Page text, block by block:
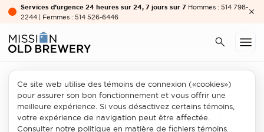
Services d’urgence 24 heures sur 24, 7 jours sur 7 Hommes : 514 798-
2244 | Femmes : 514 526-6446
Partenariats
Près de 1000 manteaux pour les
Ce site web utilise des témoins de connexion («cookies»)
pour assurer son bon fonctionnement et vous offrir une
meilleure expérience. Si vous désactivez certains témoins,
votre expérience de navigation peut être affectée.
Consulter notre politique en matière de fichiers témoins